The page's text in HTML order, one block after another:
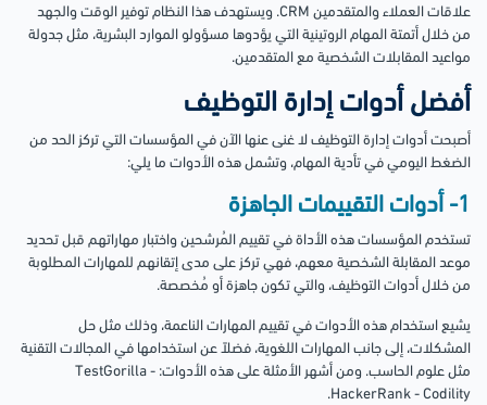
علاقات العملاء والمتقدمين CRM. ويستهدف هذا النظام توفير الوقت والجهد
من خلال أتمتة المهام الروتينية التي يؤدوها مسؤولو الموارد البشرية، مثل جدولة
مواعيد المقابلات الشخصية مع المتقدمين.
أفضل أدوات إدارة التوظيف
أصبحت أدوات إدارة التوظيف لا غنى عنها الآن في المؤسسات التي تركز الحد من
الضغط اليومي في تأدية المهام، وتشمل هذه الأدوات ما يلي:
1- أدوات التقييمات الجاهزة
تستخدم المؤسسات هذه الأداة في تقييم المُرشحين واختبار مهاراتهم قبل تحديد
موعد المقابلة الشخصية معهم، فهي تركز على مدى إتقانهم للمهارات المطلوبة
من خلال أدوات التوظيف، والتي تكون جاهزة أو مُخصصة.
يشيع استخدام هذه الأدوات في تقييم المهارات الناعمة، وذلك مثل حل
المشكلات، إلى جانب المهارات اللغوية، فضلاً عن استخدامها في المجالات التقنية
مثل علوم الحاسب. ومن أشهر الأمثلة على هذه الأدوات: TestGorilla -
HackerRank - Codility.